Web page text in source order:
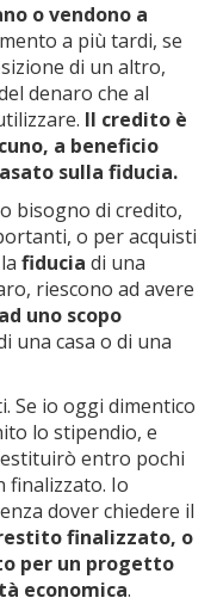
o vendono a
a più tardi, se
di un altro,
denaro che al
Il credito è
a beneficio
sulla fiducia.
bisogno di credito,
o per acquisti
fiducia di una
riescono ad avere
uno scopo
una casa o di una
Se io oggi dimentico
lo stipendio, e
entro pochi
finalizzato. Io
dover chiedere il
finalizzato, o
per un progetto
economica.